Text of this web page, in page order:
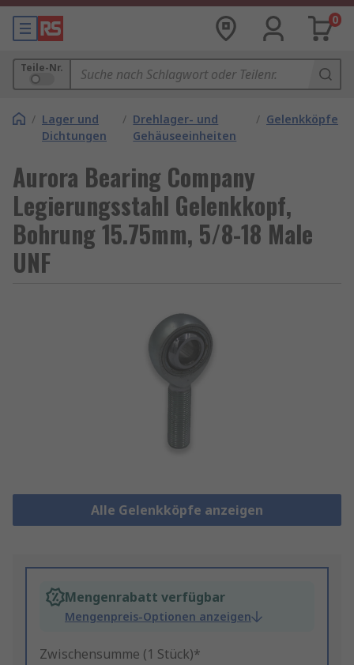
0
Teile-Nr.
/ Lager und
Dichtungen
/ Drehlager- und
Gehäuseeinheiten
/ Gelenkköpfe
Aurora Bearing Company
Legierungsstahl Gelenkkopf,
Bohrung 15.75mm, 5/8-18 Male
UNF
Alle Gelenkköpfe anzeigen
Mengenrabatt verfügbar
Mengenpreis-Optionen anzeigen
Zwischensumme (1 Stück)*